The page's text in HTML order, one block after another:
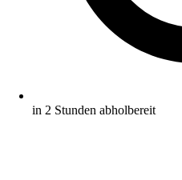
in 2 Stunden abholbereit